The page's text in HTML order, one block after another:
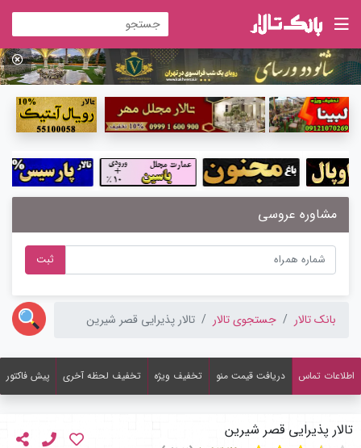
مشاوره عروسی
ثبت
بانک تالار جستجوی تالار تالار پذیرایی قصر شیرین
اطلاعات تماس دریافت قیمت منو تخفیف ویژه تخفیف لحظه آخری پیش فاکتور
تالار پذیرایی قصر شیرین